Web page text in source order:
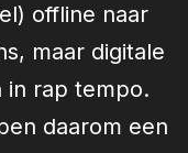
offline naar
maar digitale
in rap tempo.
daarom een